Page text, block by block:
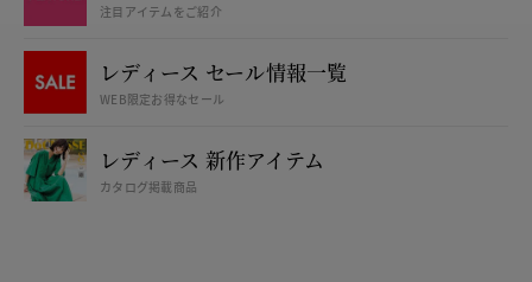
注目アイテムをご紹介
レディース セール情報一覧
WEB限定お得なセール
レディース 新作アイテム
カタログ掲載商品